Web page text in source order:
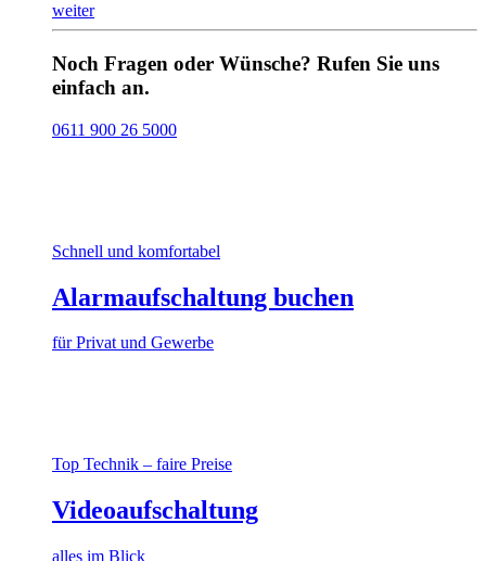
weiter
Noch Fragen oder Wünsche? Rufen Sie uns
einfach an.
0611 900 26 5000
Schnell und komfortabel
Alarmaufschaltung buchen
für Privat und Gewerbe
Top Technik – faire Preise
Videoaufschaltung
alles im Blick